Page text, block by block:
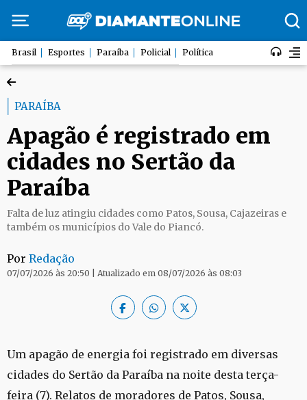
Brasil Esportes Paraíba Policial Política
PARAÍBA
Apagão é registrado em
cidades no Sertão da
Paraíba
Falta de luz atingiu cidades como Patos, Sousa, Cajazeiras e
também os municípios do Vale do Piancó.
Por Redação
07/07/2026 às 20:50 | Atualizado em 08/07/2026 às 08:03
Um apagão de energia foi registrado em diversas
cidades do Sertão da Paraíba na noite desta terça-
feira (7). Relatos de moradores de Patos, Sousa,